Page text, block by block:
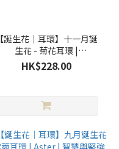
【誕生花｜耳環】十一月誕
生花 - 菊花耳環 |
Chrysanthemum | 忠誠與
奉獻
HK$228.00